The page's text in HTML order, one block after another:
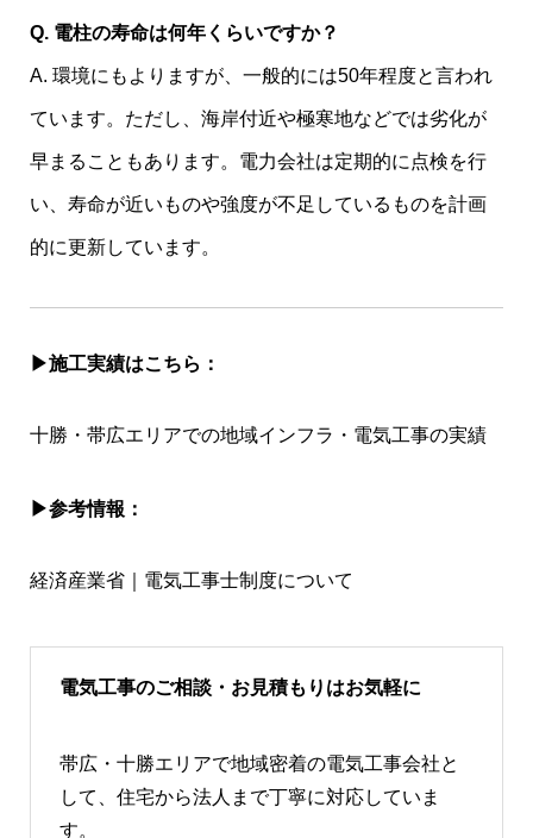
Q. 電柱の寿命は何年くらいですか？
A. 環境にもよりますが、一般的には50年程度と言われ
ています。ただし、海岸付近や極寒地などでは劣化が
早まることもあります。電力会社は定期的に点検を行
い、寿命が近いものや強度が不足しているものを計画
的に更新しています。
▶︎施工実績はこちら：
十勝・帯広エリアでの地域インフラ・電気工事の実績
▶︎参考情報：
経済産業省｜電気工事士制度について
電気工事のご相談・お見積もりはお気軽に
帯広・十勝エリアで地域密着の電気工事会社と
して、住宅から法人まで丁寧に対応していま
す。